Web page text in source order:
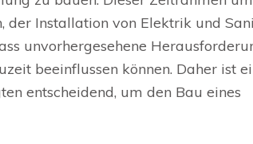
der Installation von Elektrik und
unvorhergesehene
beeinflussen können. Daher ist
entscheidend, um den Bau eines